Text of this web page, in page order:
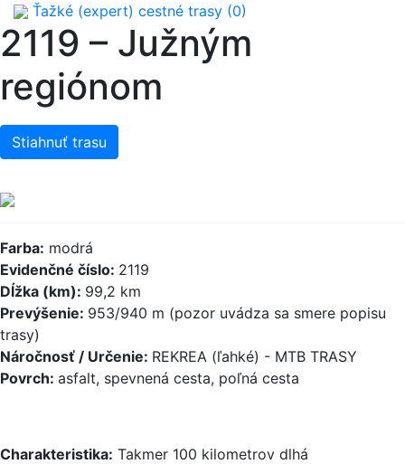
Ťažké (expert) cestné trasy (0)
2119 – Južným
regiónom
Stiahnuť trasu
Farba: modrá
Evidenčné číslo: 2119
Dĺžka (km): 99,2 km
Prevýšenie: 953/940 m (pozor uvádza sa smere popisu
trasy)
Náročnosť / Určenie: REKREA (ľahké) - MTB TRASY
Povrch: asfalt, spevnená cesta, poľná cesta
Charakteristika: Takmer 100 kilometrov dlhá